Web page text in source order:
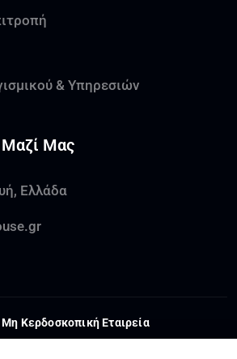
& Υπηρεσιών
Μαζί Μας
Ελλάδα
Κερδοσκοπική Εταιρεία